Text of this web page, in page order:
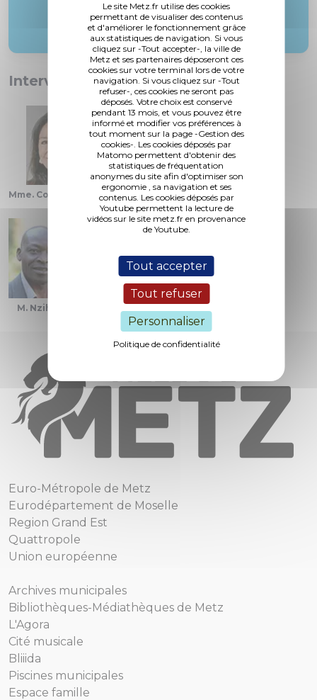
Le site Metz.fr utilise des cookies
permettant de visualiser des contenus
et d'améliorer le fonctionnement grâce
aux statistiques de navigation. Si vous
cliquez sur -Tout accepter-, la ville de
Metz et ses partenaires déposeront ces
cookies sur votre terminal lors de votre
navigation. Si vous cliquez sur -Tout
refuser-, ces cookies ne seront pas
déposés. Votre choix est conservé
pendant 13 mois, et vous pouvez être
informé et modifier vos préférences à
tout moment sur la page -Gestion des
cookies-. Les cookies déposés par
Matomo permettent d'obtenir des
statistiques de fréquentation
anonymes du site afin d'optimiser son
ergonomie , sa navigation et ses
contenus. Les cookies déposés par
Youtube permettent la lecture de
vidéos sur le site metz.fr en provenance
de Youtube.
Tout accepter
Tout refuser
Personnaliser
Politique de confidentialité
Interventions :
Mme. Colin-Oesterlé Mme. Kaucic M. Martalié
M. Nzihou Mme. Migaud Mme. Singer
Euro-Métropole de Metz
Eurodépartement de Moselle
Region Grand Est
Quattropole
Union européenne
Archives municipales
Bibliothèques-Médiathèques de Metz
L'Agora
Cité musicale
Bliiida
Piscines municipales
Espace famille